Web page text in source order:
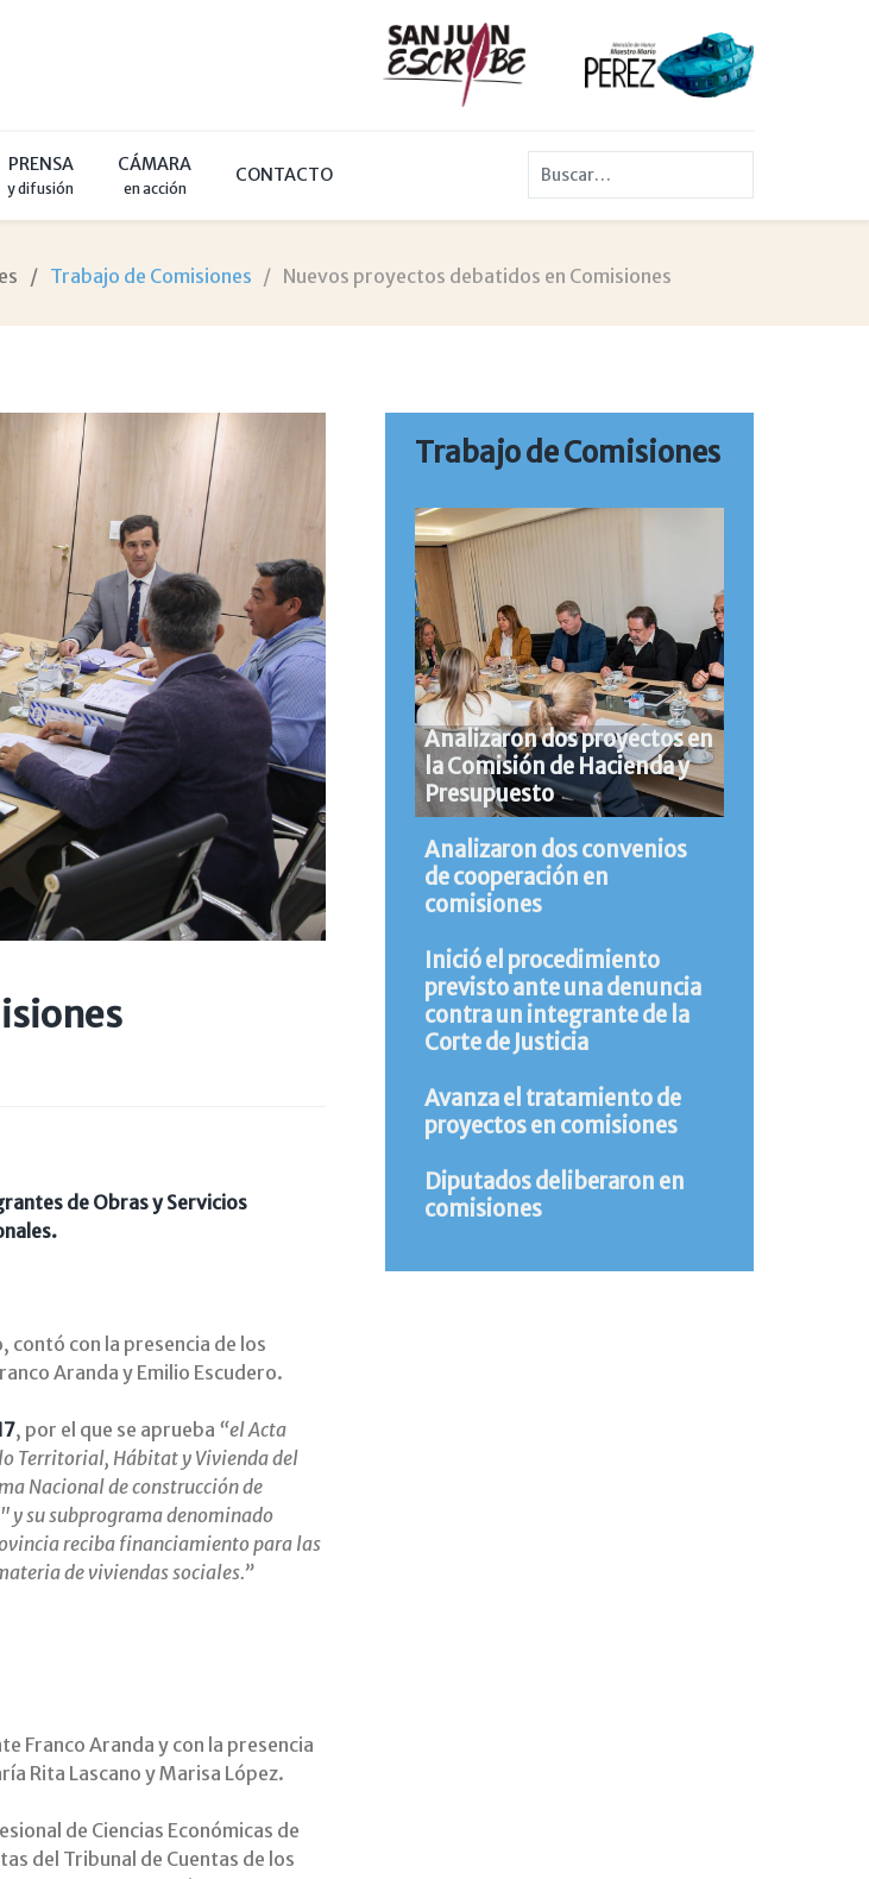
PRENSA
y difusión
CÁMARA
en acción
CONTACTO Buscar
Trabajo de Comisiones Nuevos proyectos debatidos en Comisiones
de Obras y Servicios
contó con la presencia de los
Aranda y Emilio Escudero.
, por el que se aprueba “el Acta
Territorial, Hábitat y Vivienda del
Nacional de construcción de
y su subprograma denominado
reciba financiamiento para las
de viviendas sociales.”
Franco Aranda y con la presencia
Rita Lascano y Marisa López.
de Ciencias Económicas de
del Tribunal de Cuentas de los
Trabajo de Comisiones
Analizaron dos proyectos en
la Comisión de Hacienda y
Presupuesto
Analizaron dos convenios
de cooperación en
comisiones
Inició el procedimiento
previsto ante una denuncia
contra un integrante de la
Corte de Justicia
Avanza el tratamiento de
proyectos en comisiones
Diputados deliberaron en
comisiones